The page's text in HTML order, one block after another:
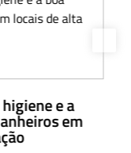
e a
em